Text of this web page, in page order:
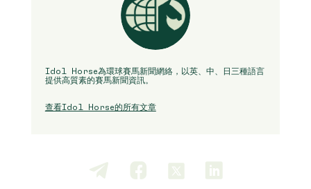
Idol Horse為環球賽馬新聞網絡，以英、中、日三種語言
提供高質素的賽馬新聞資訊。
查看Idol Horse的所有文章